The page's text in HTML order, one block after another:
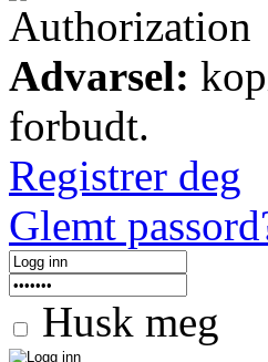
Authorization
Advarsel:
forbudt.
Registrer deg
Glemt
Husk meg